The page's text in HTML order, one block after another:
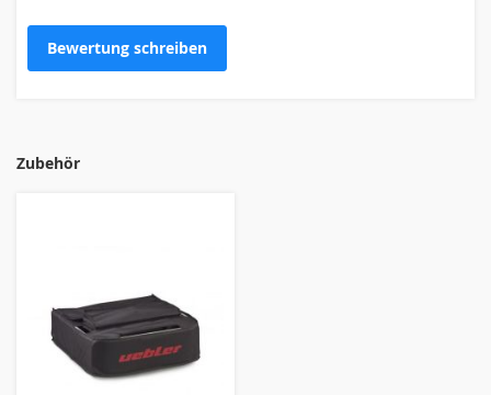
Bewertung schreiben
Zubehör